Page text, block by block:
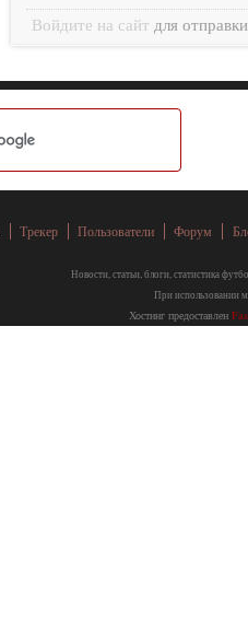
Войдите на сайт для
Трекер Пользователи Форум
Новости, статьи, блоги, статистика
При использовании
Хостинг предоставлен